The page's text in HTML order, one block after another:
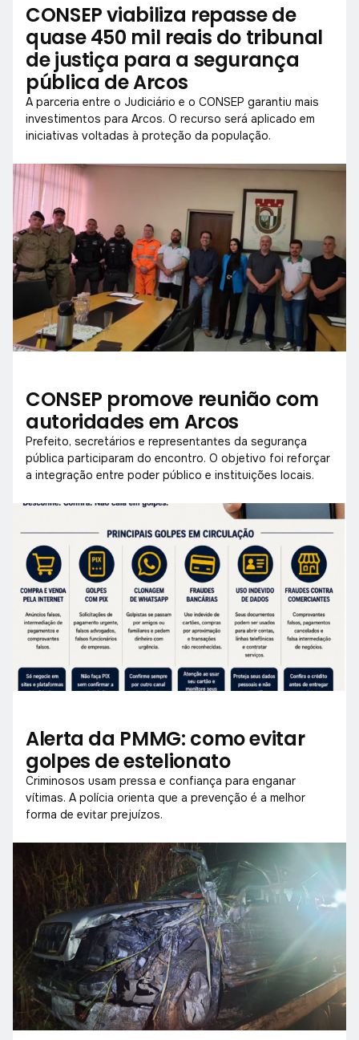
CONSEP viabiliza repasse de
quase 450 mil reais do tribunal
de justiça para a segurança
pública de Arcos
A parceria entre o Judiciário e o CONSEP garantiu mais
investimentos para Arcos. O recurso será aplicado em
iniciativas voltadas à proteção da população.
CONSEP promove reunião com
autoridades em Arcos
Prefeito, secretários e representantes da segurança
pública participaram do encontro. O objetivo foi reforçar
a integração entre poder público e instituições locais.
Alerta da PMMG: como evitar
golpes de estelionato
Criminosos usam pressa e confiança para enganar
vítimas. A polícia orienta que a prevenção é a melhor
forma de evitar prejuízos.